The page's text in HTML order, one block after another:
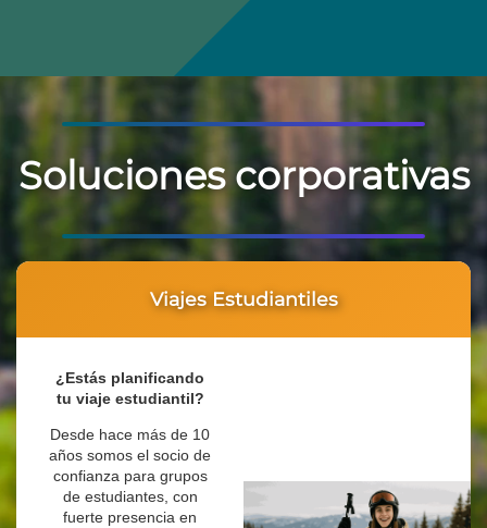
Soluciones corporativas
Viajes Estudiantiles
¿Estás planificando
tu viaje estudiantil?
Desde hace más de 10
años somos el socio de
confianza para grupos
de estudiantes, con
fuerte presencia en